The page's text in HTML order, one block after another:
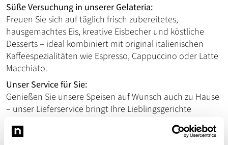
Süße Versuchung in unserer Gelateria:
Freuen Sie sich auf täglich frisch zubereitetes,
hausgemachtes Eis, kreative Eisbecher und köstliche
Desserts – ideal kombiniert mit original italienischen
Kaffeespezialitäten wie Espresso, Cappuccino oder Latte
Macchiato.
Unser Service für Sie:
Genießen Sie unsere Speisen auf Wunsch auch zu Hause
– unser Lieferservice bringt Ihre Lieblingsgerichte
Tipp für Selbstabholer:
Zwischen 12:00 und 15:00 Uhr